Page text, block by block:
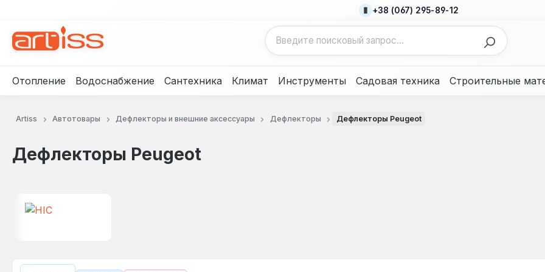
+38 (067) 295-89-12
Отопление Водоснабжение Сантехника Климат Инструменты Садовая техника Строительные
Artiss Автотовары Дефлекторы и внешние аксессуары Дефлекторы Дефлекторы Peugeot
Дефлекторы Peugeot